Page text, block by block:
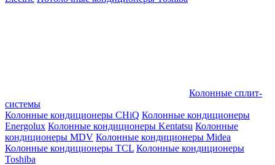
Колонные сплит-
системы
Колонные кондиционеры CHiQ Колонные кондиционеры
Energolux Колонные кондиционеры Kentatsu Колонные
кондиционеры MDV Колонные кондиционеры Midea
Колонные кондиционеры TCL Колонные кондиционеры
Toshiba